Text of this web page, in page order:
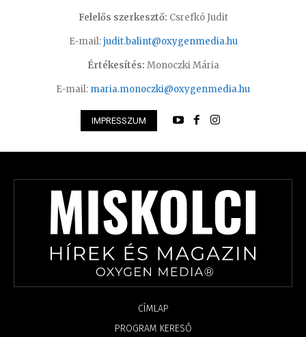
Felelős szerkesztő: Csrefkó Judit
E-mail:judit.balint@oxygenmedia.hu
Értékesítés: Monoczki Mária
E-mail: maria.monoczki@oxygenmedia.hu
IMPRESSZUM
CÍMLAP
PROGRAM KERESŐ